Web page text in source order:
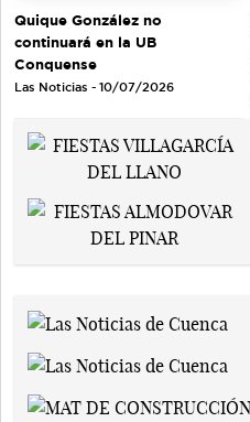
Quique González no
continuará en la UB
Conquense
Las Noticias - 10/07/2026